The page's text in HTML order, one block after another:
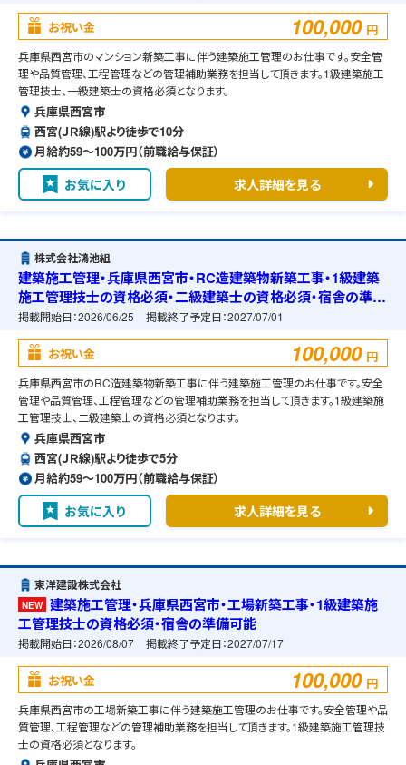
お祝い金 100,000 円
兵庫県西宮市のマンション新築工事に伴う建築施工管理のお仕事です。安全管
理や品質管理、工程管理などの管理補助業務を担当して頂きます。1級建築施工
管理技士、一級建築士の資格必須となります。
兵庫県西宮市
西宮(ＪＲ線)駅より徒歩で10分
月給約59〜100万円（前職給与保証）
お気に入り 求人詳細を見る
株式会社鴻池組
建築施工管理・兵庫県西宮市・RC造建築物新築工事・1級建築
施工管理技士の資格必須・二級建築士の資格必須・宿舎の準備
可能
掲載開始日：2026/06/25 掲載終了予定日：2027/07/01
お祝い金 100,000 円
兵庫県西宮市のRC造建築物新築工事に伴う建築施工管理のお仕事です。安全
管理や品質管理、工程管理などの管理補助業務を担当して頂きます。1級建築施
工管理技士、二級建築士の資格必須となります。
兵庫県西宮市
西宮(ＪＲ線)駅より徒歩で5分
月給約59〜100万円（前職給与保証）
お気に入り 求人詳細を見る
東洋建設株式会社
NEW 建築施工管理・兵庫県西宮市・工場新築工事・1級建築施
工管理技士の資格必須・宿舎の準備可能
掲載開始日：2026/08/07 掲載終了予定日：2027/07/17
お祝い金 100,000 円
兵庫県西宮市の工場新築工事に伴う建築施工管理のお仕事です。安全管理や品
質管理、工程管理などの管理補助業務を担当して頂きます。1級建築施工管理技
士の資格必須となります。